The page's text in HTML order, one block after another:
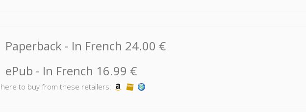
and on global warming. In so doing, they provide a new perspective on traditional
change, culture, and power.
Paperback - In French 24.00 €
ePub - In French 16.99 €
here to buy from these retailers: